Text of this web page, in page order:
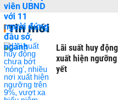
Tin mới
Lãi suất huy
xuất hiện
yết